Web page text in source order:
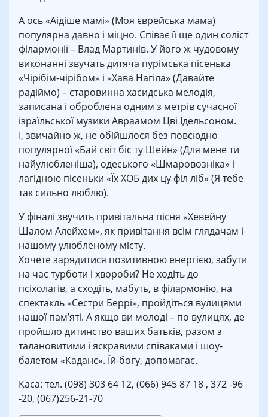
А ось «Аідіше мамі» (Моя єврейська мама)
популярна давно і міцно. Співає її ще один соліст
філармонії – Влад Мартинів. У його ж чудовому
виконанні звучать дитяча пурімська пісенька
«Чірібім-чірібом» і «Хава Нагіла» (Давайте
радіймо) – старовинна хасидська мелодія,
записана і оброблена одним з метрів сучасної
ізраїльської музики Авраамом Цві Ідельсоном.
І, звичайно ж, не обійшлося без повсюдно
популярної «Бай світ біс ту Шейн» (Для мене ти
найулюбленіша), одеського «Шмаровозніка» і
лагідною пісеньки «Їх ХОБ дих цу філ ліб» (Я тебе
так сильно люблю).
У фіналі звучить привітальна пісня «Хевейну
Шалом Алейхем», як привітання всім глядачам і
нашому улюбленому місту.
Хочете зарядитися позитивною енергією, забути
на час турботи і хвороби? Не ходіть до
псіхолагів, а сходіть, мабуть, в філармонію, на
спектакль «Сестри Беррі», пройдіться вулицями
нашої пам’яті. А якщо ви молоді – по вулицях, де
пройшло дитинство ваших батьків, разом з
талановитими і яскравими співаками і шоу-
балетом «Каданс». Їй-богу, допомагає.
Каса: тел. (098) 303 64 12, (066) 945 87 18 , 372 -96
-20, (067)256-21-70